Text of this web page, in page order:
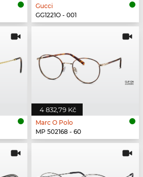
Gucci
GG1221O - 001
4 832,79 Kč
Marc O Polo
MP 502168 - 60